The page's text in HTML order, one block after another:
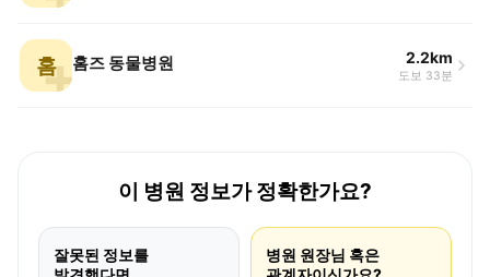
홈 홈즈 동물병원 2.2km
도보 33분
이 병원 정보가 정확한가요?
잘못된 정보를
병원 원장님 혹은